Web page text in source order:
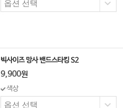
빅사이즈 망사 밴드스타킹 S2
9,900원
색상